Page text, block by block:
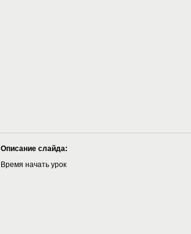
Описание слайда:
Время начать урок